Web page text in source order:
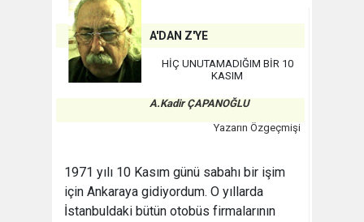
A'DAN Z'YE
HİÇ UNUTAMADIĞIM BİR 10
KASIM
A.Kadir ÇAPANOĞLU
Yazarın Özgeçmişi
1971 yılı 10 Kasım günü sabahı bir işim
için Ankaraya gidiyordum. O yıllarda
İstanbuldaki bütün otobüs firmalarının